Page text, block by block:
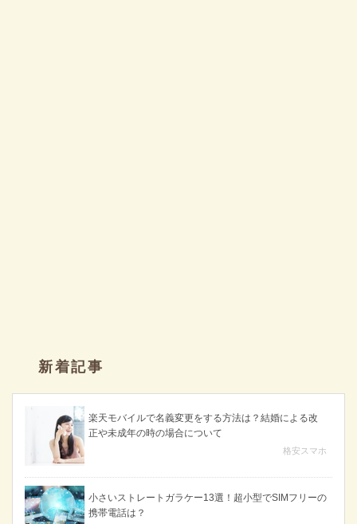
新着記事
楽天モバイルで名義変更をする方法は？結婚による改
正や未成年の時の場合について
格安スマホ
小さいストレートガラケー13選！超小型でSIMフリーの
携帯電話は？